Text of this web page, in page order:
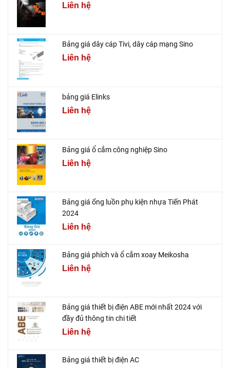
Liên hệ
Bảng giá dây cáp Tivi, dây cáp mạng Sino
Liên hệ
bảng giá Elinks
Liên hệ
Bảng giá ổ cắm công nghiệp Sino
Liên hệ
Bảng giá ống luồn phụ kiện nhựa Tiến Phát
2024
Liên hệ
Bảng giá phích và ổ cắm xoay Meikosha
Liên hệ
Bảng giá thiết bị điện ABE mới nhất 2024 với
đầy đủ thông tin chi tiết
Liên hệ
Bảng giá thiết bị điện AC